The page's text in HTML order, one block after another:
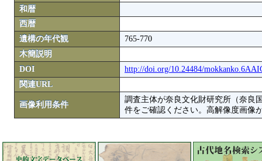
和暦
西暦
遺構の年代観
765-770
木簡説明
DOI
http://doi.org/10.24484/
関連URL
画像利用条件
調査主体が奈良文化財研究所（奈良
件をご確認ください。高解像度画像